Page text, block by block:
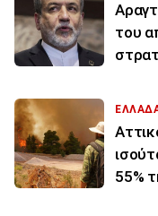
του
55%